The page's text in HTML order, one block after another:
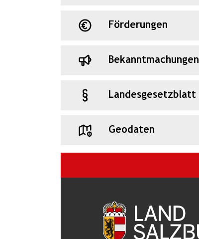
Förderungen
Bekanntmachungen
Landesgesetzblatt
Geodaten